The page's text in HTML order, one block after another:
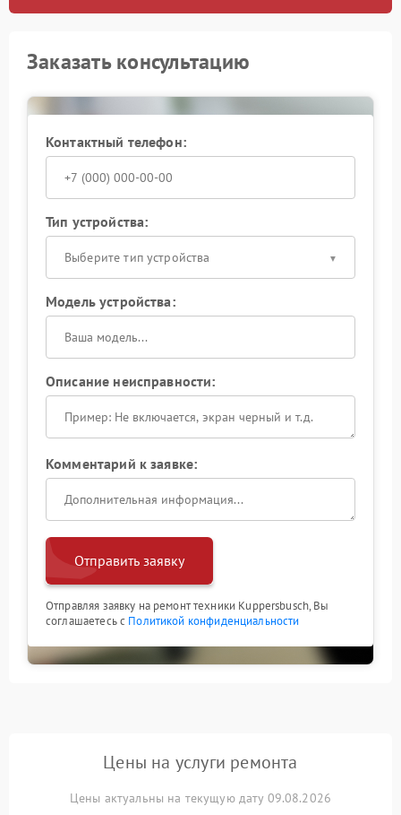
Заказать консультацию
Контактный телефон:
Тип устройства:
Выберите тип устройства
Модель устройства:
Описание неисправности:
Комментарий к заявке:
Отправить заявку
Отправляя заявку на ремонт техники Kuppersbusch, Вы
соглашаетесь с Политикой конфиденциальности
Цены на услуги ремонта
Цены актуальны на текущую дату 09.08.2026